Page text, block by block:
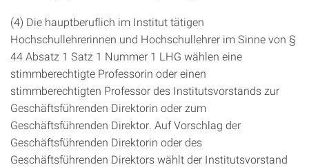
(4) Die hauptberuflich im Institut tätigen
Hochschullehrerinnen und Hochschullehrer im Sinne von §
44 Absatz 1 Satz 1 Nummer 1 LHG wählen eine
stimmberechtigte Professorin oder einen
stimmberechtigten Professor des Institutsvorstands zur
Geschäftsführenden Direktorin oder zum
Geschäftsführenden Direktor. Auf Vorschlag der
Geschäftsführenden Direktorin oder des
Geschäftsführenden Direktors wählt der Institutsvorstand